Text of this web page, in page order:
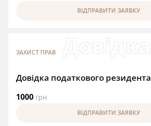
ВІДПРАВИТИ ЗАЯВКУ
ЗАХИСТ ПРАВ
Довідка податкового резидента
1000 грн
ВІДПРАВИТИ ЗАЯВКУ